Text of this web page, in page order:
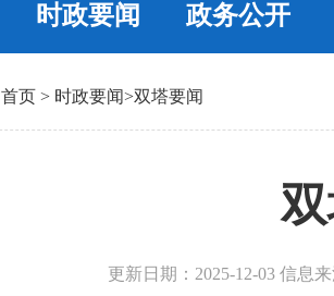
时政要闻 政务公开
首页 > 时政要闻>双塔要闻
更新日期：2025-12-03 信息